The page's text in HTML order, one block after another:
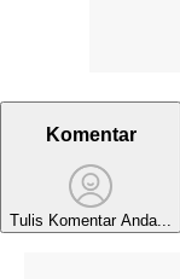
Komentar
Tulis Komentar Anda...